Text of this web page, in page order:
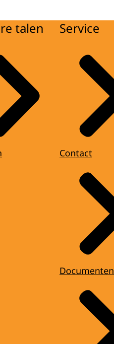
talen Service
Contact
Documenten